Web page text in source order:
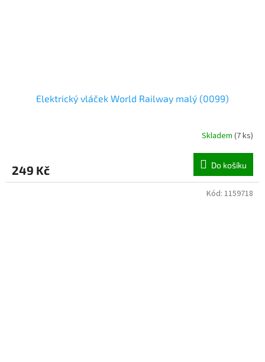
Elektrický vláček World Railway malý (0099)
Skladem (7 ks)
249 Kč Do košíku
Kód: 1159718